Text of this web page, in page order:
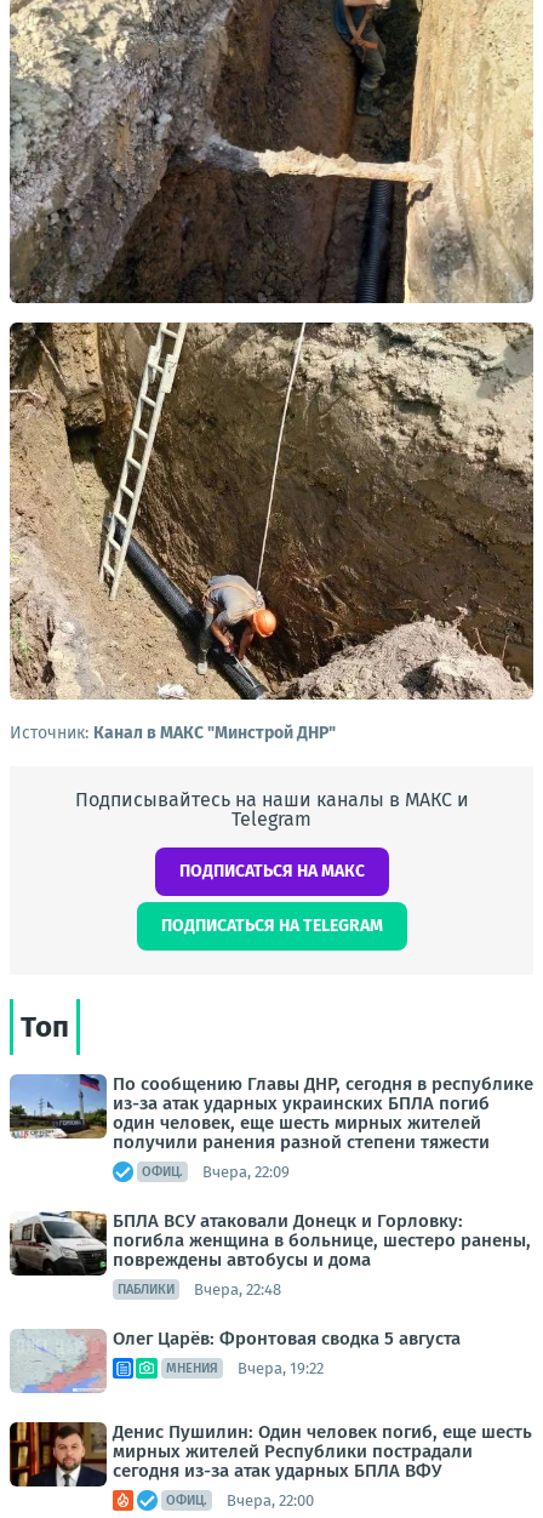
Источник: Канал в МАКС "Минстрой ДНР"
Подписывайтесь на наши каналы в МАКС и
Telegram
ПОДПИСАТЬСЯ НА МАКС
ПОДПИСАТЬСЯ НА TELEGRAM
Топ
По сообщению Главы ДНР, сегодня в республике
из-за атак ударных украинских БПЛА погиб
один человек, еще шесть мирных жителей
получили ранения разной степени тяжести
ОФИЦ. Вчера, 22:09
БПЛА ВСУ атаковали Донецк и Горловку:
погибла женщина в больнице, шестеро ранены,
повреждены автобусы и дома
ПАБЛИКИ Вчера, 22:48
Олег Царёв: Фронтовая сводка 5 августа
МНЕНИЯ Вчера, 19:22
Денис Пушилин: Один человек погиб, еще шесть
мирных жителей Республики пострадали
сегодня из-за атак ударных БПЛА ВФУ
ОФИЦ. Вчера, 22:00